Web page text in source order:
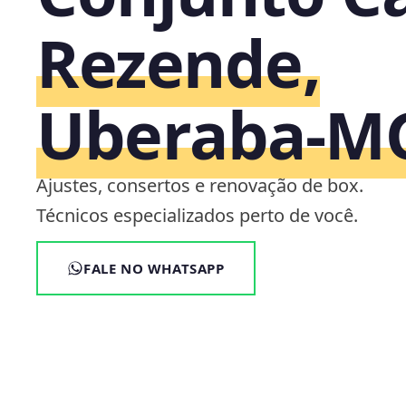
Rezende,
Ajustes, consertos e renovação de box.
Técnicos especializados perto de você.
FALE NO WHATSAPP